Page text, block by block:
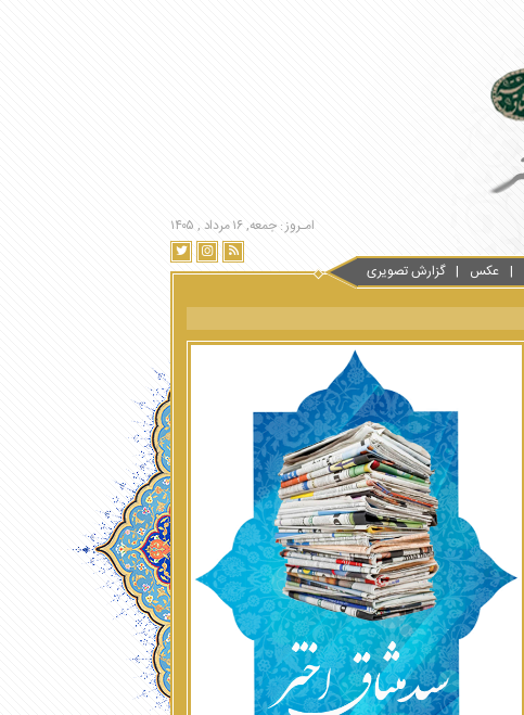
امـروز : جمعه, ۱۶ مرداد , ۱۴۰۵
عکس گزارش تصویری